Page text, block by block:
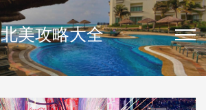
北美攻略大全